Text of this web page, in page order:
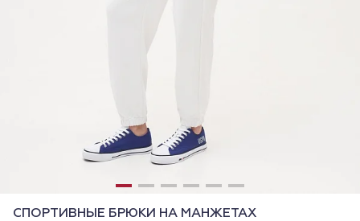
СПОРТИВНЫЕ БРЮКИ НА МАНЖЕТАХ